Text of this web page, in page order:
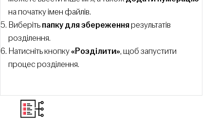
на початку імен файлів.
Виберітьпапку для збереженнярезультатів
розділення.
Натисніть кнопку«Розділити», щоб запустити
процес розділення.